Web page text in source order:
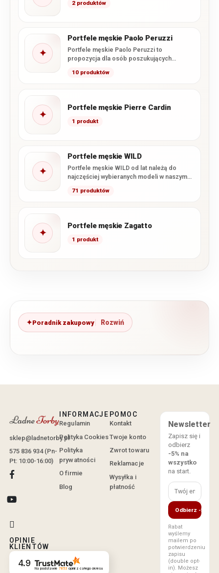
2 produktów
✦
Portfele męskie Paolo Peruzzi
Portfele męskie Paolo Peruzzi to
propozycja dla osób poszukujących
funkcjonalnego wnętrza i starannego…
10 produktów
✦
Portfele męskie Pierre Cardin
1 produkt
✦
Portfele męskie WILD
Portfele męskie WILD od lat należą do
najczęściej wybieranych modeli w naszym
71 produktów
✦
Portfele męskie Zagatto
1 produkt
Poradnik zakupowy
sklep@ladnetorby.pl
575 836 934 (Pn-
Pt: 10:00-16:00)
OPINIE
KLIENTÓW
4.9 Na podstawie 7853 opinii z całego okresu
INFORMACJE
Regulamin
Polityka Cookies
Polityka
prywatności
O firmie
Blog
POMOC
Kontakt
Twoje konto
Zwrot towaru
Reklamacje
Wysyłka i
płatność
Newsletter
Zapisz się i
odbierz
-5% na
wszystko
na start.
Odbierz -5%
Rabat
wyślemy
mailem po
potwierdzeniu
zapisu
(double opt-
in). Możesz